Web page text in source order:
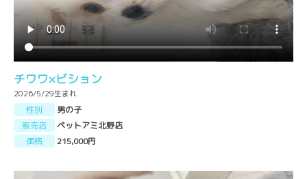
チワワ×ビション
2026/5/29生まれ
性別
男の子
販売店
ペットアミ北野店
価格
215,000円